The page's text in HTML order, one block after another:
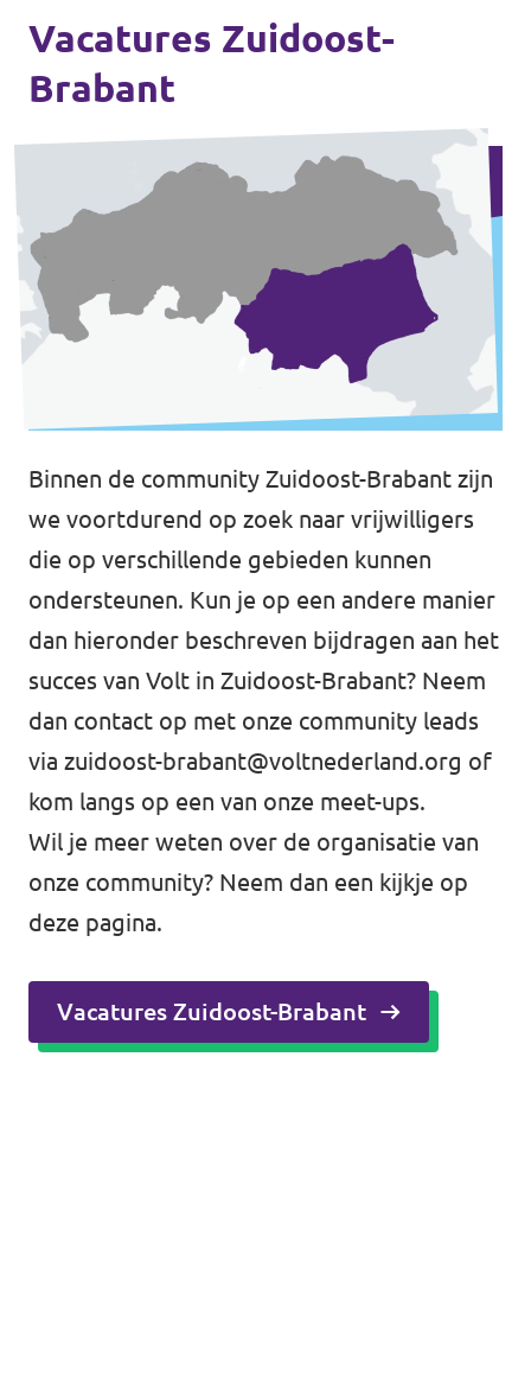
Vacatures Zuidoost-
Brabant
Binnen de community Zuidoost-Brabant zijn
we voortdurend op zoek naar vrijwilligers
die op verschillende gebieden kunnen
ondersteunen. Kun je op een andere manier
dan hieronder beschreven bijdragen aan het
succes van Volt in Zuidoost-Brabant? Neem
dan contact op met onze community leads
via zuidoost-brabant@voltnederland.org of
kom langs op een van onze meet-ups.
Wil je meer weten over de organisatie van
onze community? Neem dan een kijkje op
deze pagina.
Vacatures Zuidoost-Brabant